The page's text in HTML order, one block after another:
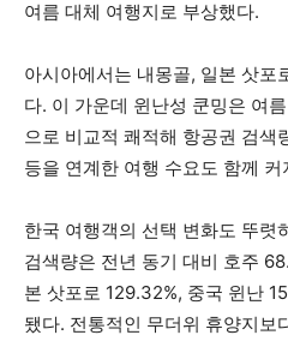
여름 대체 여행지로 부상했다.
아시아에서는 내몽골, 일본 삿포
다. 이 가운데 윈난성 쿤밍은 여
으로 비교적 쾌적해 항공권 검색
등을 연계한 여행 수요도 함께 커
한국 여행객의 선택 변화도 뚜렷
검색량은 전년 동기 대비 호주
본 삿포로 129.32%, 중국 윈난
됐다. 전통적인 무더위 휴양지보